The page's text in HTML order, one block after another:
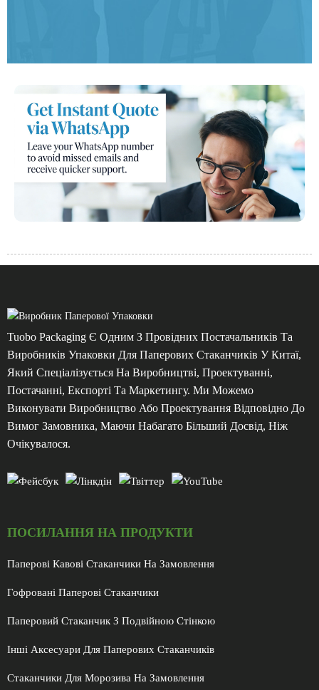
Tuobo Packaging Є Одним З Провідних Постачальників Та
Виробників Упаковки Для Паперових Стаканчиків У Китаї,
Який Спеціалізується На Виробництві, Проектуванні,
Постачанні, Експорті Та Маркетингу. Ми Можемо
Виконувати Виробництво Або Проектування Відповідно До
Вимог Замовника, Маючи Набагато Більший Досвід, Ніж
Очікувалося.
ПОСИЛАННЯ НА ПРОДУКТИ
Паперові Кавові Стаканчики На Замовлення
Гофровані Паперові Стаканчики
Паперовий Стаканчик З Подвійною Стінкою
Інші Аксесуари Для Паперових Стаканчиків
Стаканчики Для Морозива На Замовлення